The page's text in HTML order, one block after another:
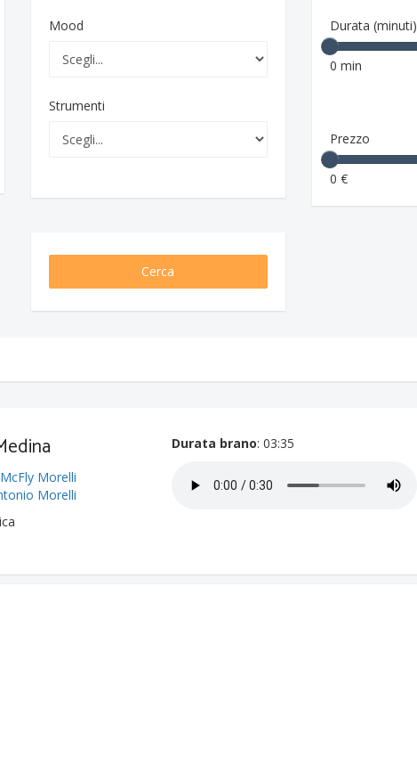
Mood
Strumenti
Durata (minuti)
0 min
Prezzo
0 €
Cerca
Morelli
Morelli
Durata brano: 03:35